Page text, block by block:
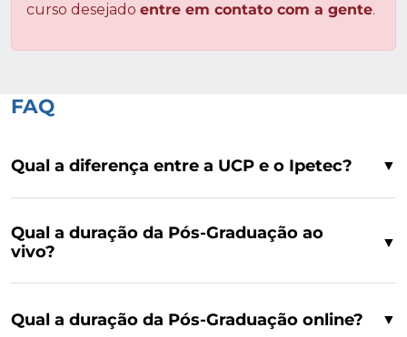
curso desejado entre em contato com a gente.
FAQ
Qual a diferença entre a UCP e o Ipetec? ▼
Qual a duração da Pós-Graduação ao
vivo?
▼
Qual a duração da Pós-Graduação online? ▼